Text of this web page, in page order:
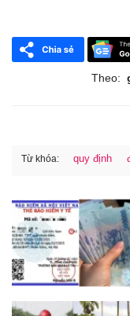
Theo:
Từ khóa: quy định